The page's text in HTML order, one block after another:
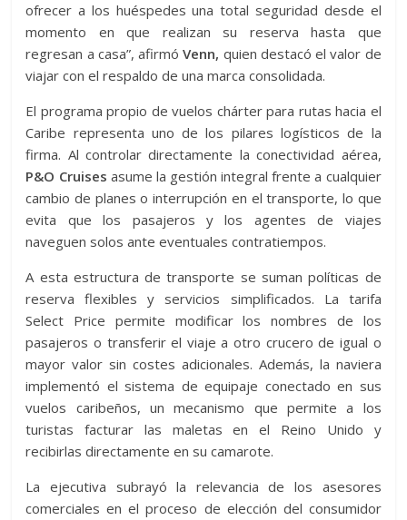
ofrecer a los huéspedes una total seguridad desde el
momento en que realizan su reserva hasta que
regresan a casa”, afirmóVenn, quien destacó el valor de
viajar con el respaldo de una marca consolidada.
El programa propio de vuelos chárter para rutas hacia el
Caribe representa uno de los pilares logísticos de la
firma. Al controlar directamente la conectividad aérea,
P&O Cruises asume la gestión integral frente a cualquier
cambio de planes o interrupción en el transporte, lo que
evita que los pasajeros y los agentes de viajes
naveguen solos ante eventuales contratiempos.
A esta estructura de transporte se suman políticas de
reserva flexibles y servicios simplificados. La tarifa
Select Price permite modificar los nombres de los
pasajeros o transferir el viaje a otro crucero de igual o
mayor valor sin costes adicionales. Además, la naviera
implementó el sistema de equipaje conectado en sus
vuelos caribeños, un mecanismo que permite a los
turistas facturar las maletas en el Reino Unido y
recibirlas directamente en su camarote.
La ejecutiva subrayó la relevancia de los asesores
comerciales en el proceso de elección del consumidor